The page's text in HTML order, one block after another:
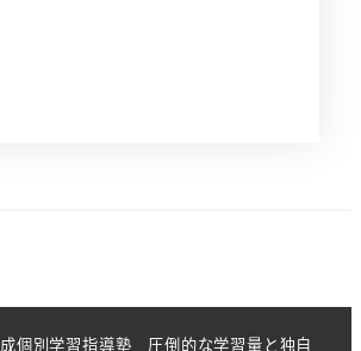
別学習指導塾 圧倒的な学習量と独自